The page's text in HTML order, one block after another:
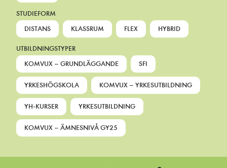
STUDIEFORM
DISTANS
KLASSRUM FLEX HYBRID
UTBILDNINGSTYPER
KOMVUX – GRUNDLÄGGANDE
SFI
YRKESHÖGSKOLA KOMVUX – YRKESUTBILDNING
YH-KURSER YRKESUTBILDNING
KOMVUX – ÄMNESNIVÅ GY25